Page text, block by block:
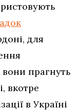
для
прагнуть
вкотре
в Україні